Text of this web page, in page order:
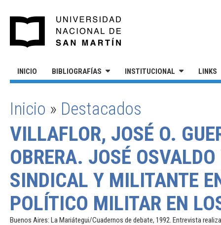
INICIO BIBLIOGRAFÍAS INSTITUCIONAL LINKS
SE ENCUENTRA USTED AQUÍ
Inicio » Destacados
VILLAFLOR, JOSÉ O.
OBRERA. JOSÉ
SINDICAL Y MILITANTE
POLÍTICO MILITAR EN
Buenos Aires: La Mariátegui/Cuadernos de debate, 1992. Entrevista